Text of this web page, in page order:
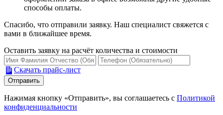
способы оплаты.
Спасибо, что отправили заявку. Наш специалист свяжется с
вами в ближайшее время.
Оставить заявку на расчёт количества и стоимости
Скачать прайс-лист
Нажимая кнопку «Отправить», вы соглашаетесь с Политикой
конфиденциальности